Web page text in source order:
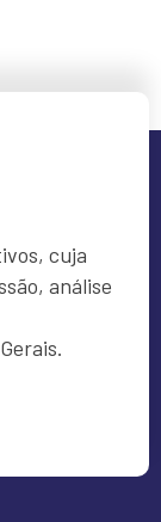
cuja
análise